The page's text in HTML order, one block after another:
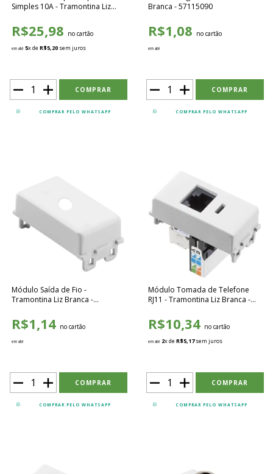
Simples 10A - Tramontina Liz
R$25,98 no cartão
em até 5x deR$5,20 sem juros
COMPRAR PELO WHATSAPP
Branca - 57115090
R$1,08 no cartão
em até
COMPRAR PELO WHATSAPP
Módulo Saída de Fio -
Tramontina Liz Branca -
R$1,14 no cartão
em até
COMPRAR PELO WHATSAPP
Módulo Tomada de Telefone
RJ11 - Tramontina Liz Branca -
R$10,34 no cartão
em até 2x deR$5,17sem juros
COMPRAR PELO WHATSAPP